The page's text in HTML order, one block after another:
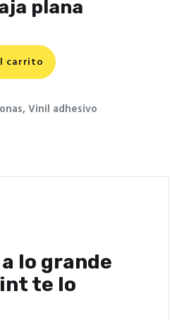
plana
carrito
,Vinil adhesivo
lo grande
te lo